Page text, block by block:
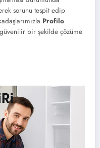
sorunu tespit edip
Profilo
güvenilir bir şekilde çözüme